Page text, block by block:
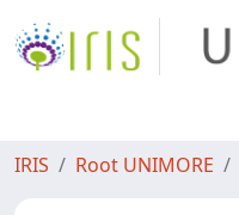
IRIS Root UNIMORE